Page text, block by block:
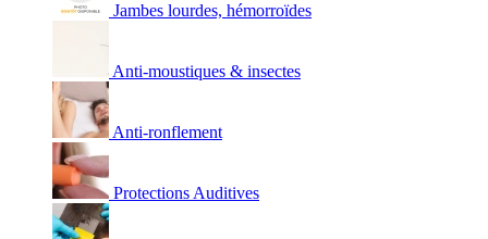
Jambes lourdes, hémorroïdes
Anti-moustiques & insectes
Anti-ronflement
Protections Auditives